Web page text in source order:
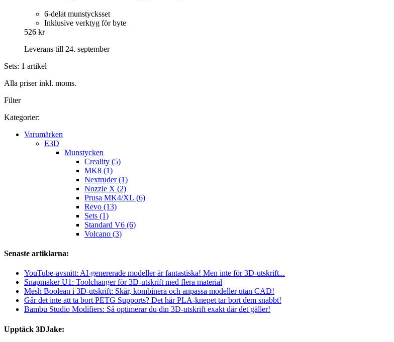
6-delat munstycksset
Inklusive verktyg för byte
526 kr
Leverans till 24. september
Sets: 1 artikel
Alla priser inkl. moms.
Filter
Kategorier:
Varumärken
E3D
Munstycken
Creality (5)
MK8 (1)
Nextruder (1)
Nozzle X (2)
Prusa MK4/XL (6)
Revo (13)
Sets (1)
Standard V6 (6)
Volcano (3)
Senaste artiklarna:
YouTube-avsnitt: AI-genererade modeller är fantastiska! Men inte för 3D-utskrift...
Snapmaker U1: Toolchanger för 3D-utskrift med flera material
Mesh Boolean i 3D-utskrift: Skär, kombinera och anpassa modeller utan CAD!
Går det inte att ta bort PETG Supports? Det här PLA-knepet tar bort dem snabbt!
Bambu Studio Modifiers: Så optimerar du din 3D-utskrift exakt där det gäller!
Upptäck 3DJake: